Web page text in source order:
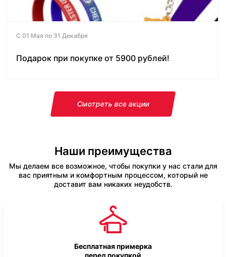
С 01 Мая по 31 Декабря
Подарок при покупке от 5900 рублей!
Смотреть все акции
Наши преимущества
Мы делаем все возможное, чтобы покупки у нас стали для
вас приятным и комфортным процессом, который не
доставит вам никаких неудобств.
Бесплатная примерка
перед покупкой